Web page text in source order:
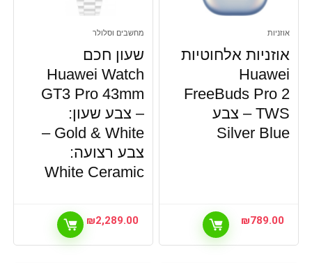
אוזניות
אוזניות אלחוטיות
Huawei
FreeBuds Pro 2
TWS – צבע
Silver Blue
₪789.00
מחשבים וסלולר
שעון חכם
Huawei Watch
GT3 Pro 43mm
– צבע שעון:
Gold & White –
צבע רצועה:
White Ceramic
₪2,289.00